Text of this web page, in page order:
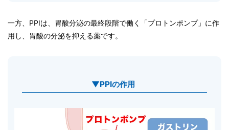
一方、PPIは、胃酸分泌の最終段階で働く「プロトンポンプ」に作
用し、胃酸の分泌を抑える薬です。
▼PPIの作用